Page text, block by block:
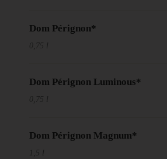
Dom Pérignon*
0,75 l
Dom Pérignon Luminous*
0,75 l
Dom Pérignon Magnum*
1,5 l